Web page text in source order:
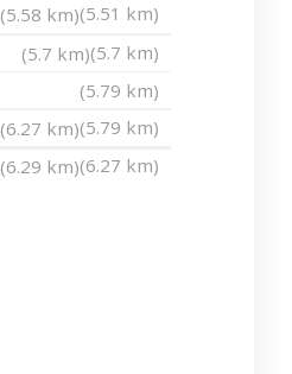
(5.51 km)
(5.58 km)
(5.7 km)
(5.7 km)
(5.79 km)
(5.79 km)
(6.27 km)
(6.27 km)
(6.29 km)